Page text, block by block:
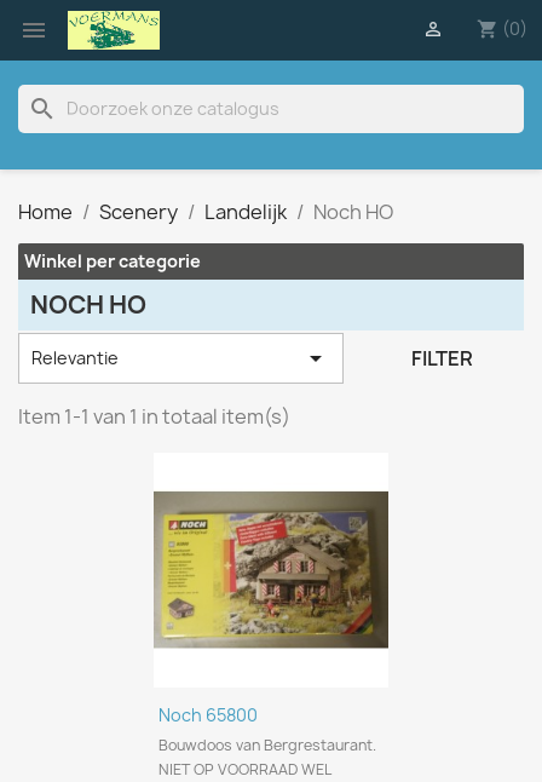
 shopping_cart (0)

search
Home Scenery Landelijk Noch HO
Winkel per categorie
NOCH HO
Relevantie  FILTER
Item 1-1 van 1 in totaal item(s)
Noch 65800
Bouwdoos van Bergrestaurant.
NIET OP VOORRAAD WEL